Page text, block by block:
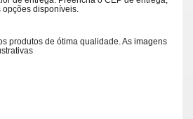
disponíveis.
produtos de ótima qualidade. As imagens